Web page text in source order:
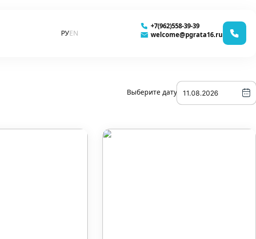
РУEN
+7(962)558-39-39
welcome@pgrata16.ru
Выберите дату